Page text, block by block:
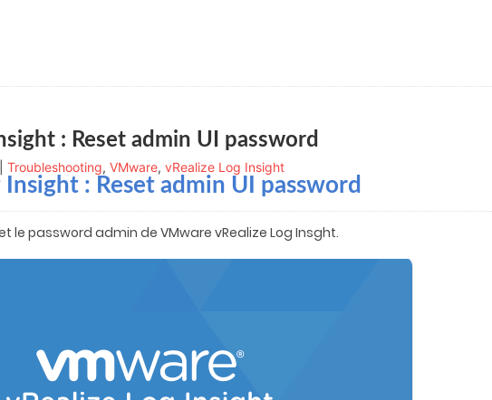
: Reset admin UI password
Troubleshooting, VMware, vRealize Log Insight
: Reset admin UI password
le password admin de VMware vRealize Log Insght.